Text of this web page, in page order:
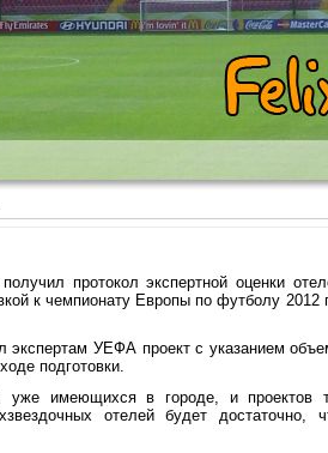
протокол экспертной оценки
к чемпионату Европы по футболу 2012
экспертам УЕФА проект с указанием
подготовки.
уже имеющихся в городе, и проектов
отелей будет достаточно,